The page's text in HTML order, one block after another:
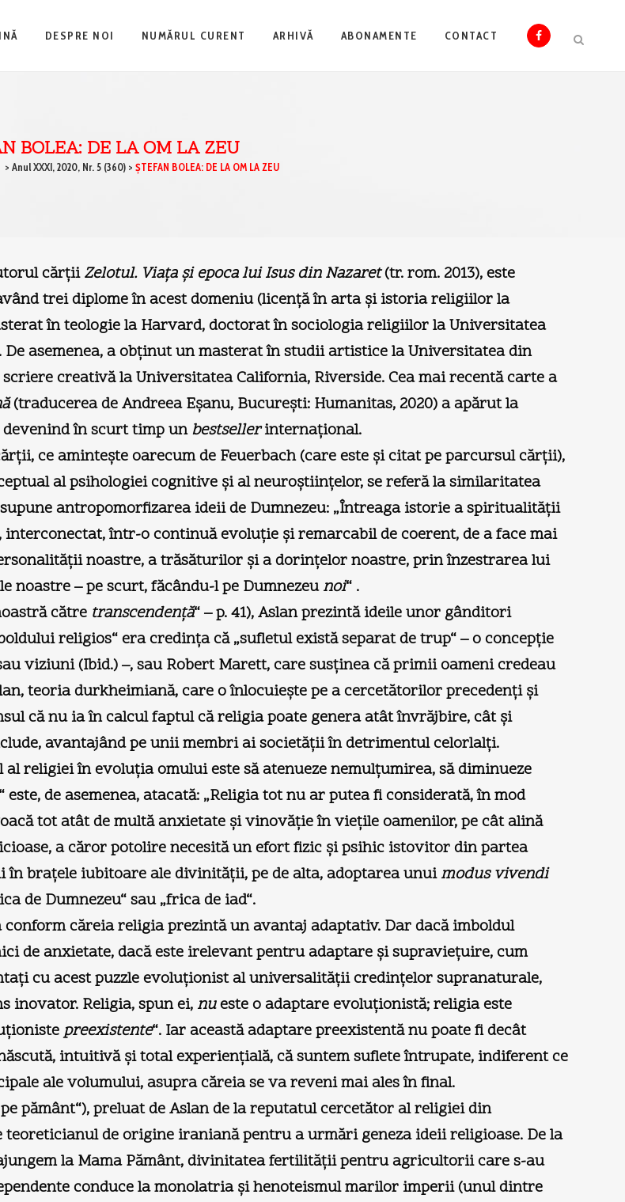
DESPRE NOI NUMĂRUL CURENT ARHIVĂ ABONAMENTE CONTACT
BOLEA: DE LA OM LA ZEU
> Anul XXXI, 2020, Nr. 5 (360) > ŞTEFAN BOLEA: DE LA OM LA ZEU
cărţiiZelotul. Viaţa şi epoca lui Isus din Nazaret(tr. rom. 2013), este
trei diplome în acest domeniu (licenţă în arta şi istoria religiilor la
în teologie la Harvard, doctorat în sociologia religiilor la Universitatea
asemenea, a obţinut un masterat în studii artistice la Universitatea din
creativă la Universitatea California, Riverside. Cea mai recentă carte a
(traducerea de Andreea Eşanu, Bucureşti: Humanitas, 2020) a apărut la
devenind în scurt timp unbestsellerinternaţional.
ce aminteşte oarecum de Feuerbach (care este şi citat pe parcursul cărţii),
al psihologiei cognitive şi al neuroştiinţelor, se referă la similaritatea
antropomorfizarea ideii de Dumnezeu: „Întreaga istorie a spiritualităţii
într-o continuă evoluţie şi remarcabil de coerent, de a face mai
noastre, a trăsăturilor şi a dorinţelor noastre, prin înzestrarea lui
– pe scurt, făcându-l pe Dumnezeunoi“ .
către transcendenţă“ – p. 41), Aslan prezintă ideile unor gânditori
religios“ era credinţa că „sufletul există separat de trup“ – o concepţie
viziuni (Ibid.) –, sau Robert Marett, care susţinea că primii oameni credeau
teoria durkheimiană, care o înlocuieşte pe a cercetătorilor precedenţi şi
că nu ia în calcul faptul că religia poate genera atât învrăjbire, cât şi
avantajând pe unii membri ai societăţii în detrimentul celorlalţi.
religiei în evoluţia omului este să atenueze nemulţumirea, să diminueze
de asemenea, atacată: „Religia tot nu ar putea fi considerată, în mod
tot atât de multă anxietate şi vinovăţie în vieţile oamenilor, pe cât alină
a căror potolire necesită un efort fizic şi psihic istovitor din partea
braţele iubitoare ale divinităţii, pe de alta, adoptarea unuimodus vivendi
de Dumnezeu“ sau „frica de iad“.
căreia religia prezintă un avantaj adaptativ. Dar dacă imboldul
de anxietate, dacă este irelevant pentru adaptare şi supravieţuire, cum
cu acest puzzle evoluţionist al universalităţii credinţelor supranaturale,
inovator. Religia, spun ei, nueste o adaptare evoluţionistă; religia este
preexistente“. Iar această adaptare preexistentă nu poate fi decât
intuitivă şi total experienţială, că suntem suflete întrupate, indiferent ce
ale volumului, asupra căreia se va reveni mai ales în final.
pământ“), preluat de Aslan de la reputatul cercetător al religiei din
teoreticianul de origine iraniană pentru a urmări geneza ideii religioase. De la
la Mama Pământ, divinitatea fertilităţii pentru agricultorii care s-au
conduce la monolatria şi henoteismul marilor imperii (unul dintre